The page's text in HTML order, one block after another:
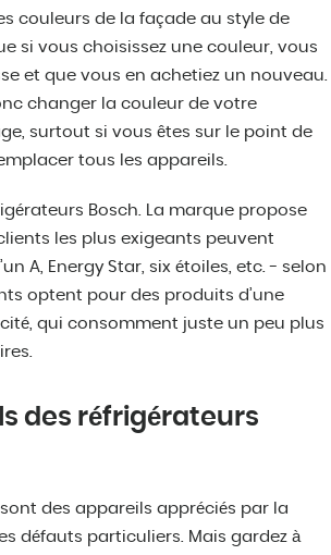
couleurs de la façade au style de
si vous choisissez une couleur, vous
et que vous en achetiez un nouveau.
changer la couleur de votre
surtout si vous êtes sur le point de
tous les appareils.
Bosch. La marque propose
les plus exigeants peuvent
A, Energy Star, six étoiles, etc. - selon
optent pour des produits d’une
qui consomment juste un peu plus
des réfrigérateurs
des appareils appréciés par la
défauts particuliers. Mais gardez à